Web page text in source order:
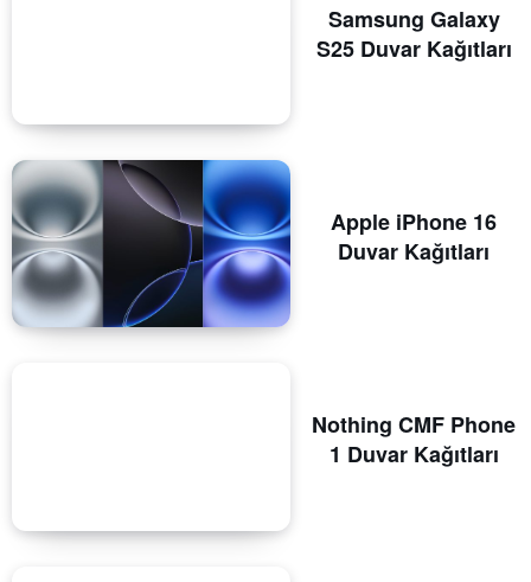
Samsung Galaxy
S25 Duvar Kağıtları
Apple iPhone 16
Duvar Kağıtları
Nothing CMF Phone
1 Duvar Kağıtları